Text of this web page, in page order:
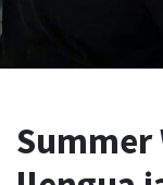
Summer